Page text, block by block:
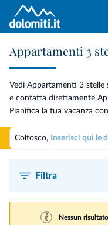
Appartamenti 3
Vedi Appartamenti 3
e contatta direttamente
Pianifica la tua vacanza
Colfosco, Inserisci qui le
Filtra
Nessun